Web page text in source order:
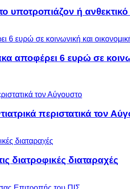
υποτροπιάζον ή
αποφέρει 6 ευρώ σε
περιστατικά τον
διατροφικές διαταραχές